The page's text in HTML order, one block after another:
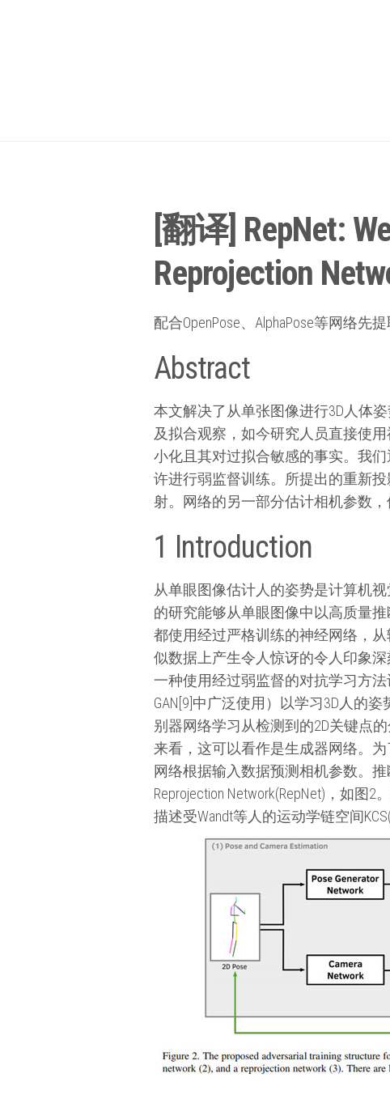
[翻译] RepNet:
Reprojection
配合OpenPose、AlphaPose等网络先
Abstract
本文解决了从单张图像进行3D人体
及拟合观察，如今研究人员直接使
小化且其对过拟合敏感的事实。我
许进行弱监督训练。所提出的重新
射。网络的另一部分估计相机参数
1 Introduction
从单眼图像估计人的姿势是计算机
的研究能够从单眼图像中以高质量推
都使用经过严格训练的神经网络，
似数据上产生令人惊讶的令人印象
一种使用经过弱监督的对抗学习方
GAN[9]中广泛使用）以学习3D人的
别器网络学习从检测到的2D关键点
来看，这可以看作是生成器网络。
网络根据输入数据预测相机参数。
Reprojection Network(RepNet)，如
描述受Wandt等人的运动学链空间